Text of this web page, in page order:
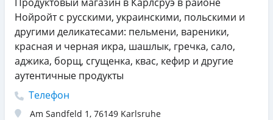
Нойройт с русскими, украинскими, польскими и
другими деликатесами: пельмени, вареники,
красная и черная икра, шашлык, гречка, сало,
аджика, борщ, сгущенка, квас, кефир и другие
аутентичные продукты
Телефон
Am Sandfeld 1 , 76149 Karlsruhe